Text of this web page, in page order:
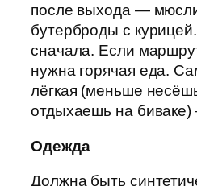
после выхода —
бутерброды с
сначала. Если
нужна горячая еда.
лёгкая (меньше
отдыхаешь на
Одежда
Должна быть